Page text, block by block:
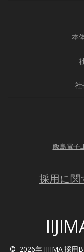
本
社
飯島電子
採用に
© 2026年 IIJIMA 採用